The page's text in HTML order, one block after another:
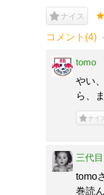
ナイス
コメント(4)
tomo
やい
ら、
ナイ
三代
tomo
巻読